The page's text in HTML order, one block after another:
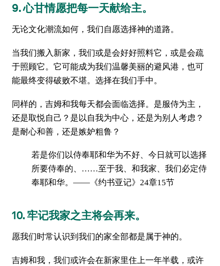
9. 心甘情愿把每一天献给主。
无论文化潮流如何，我们自愿选择神的道路。
当我们搬入新家，我们或是会好好照料它，或是会疏
于照顾它。它可能成为我们温馨美丽的避风港，也可
能最终变得破败不堪。选择在我们手中。
同样的，吉姆和我每天都会面临选择。是服侍为主，
还是取悦自己？是以自我为中心，还是为别人考虑？
是耐心和善，还是嫉妒粗鲁？
若是你们以侍奉耶和华为不好、今日就可以选择
所要侍奉的、……至于我、和我家、我们必定侍
奉耶和华。——《约书亚记》24章15节
10. 牢记我家之主将会再来。
愿我们时常认识到我们的家全部都是属于神的。
吉姆和我，我们或许会在新家里住上一年半载，或许